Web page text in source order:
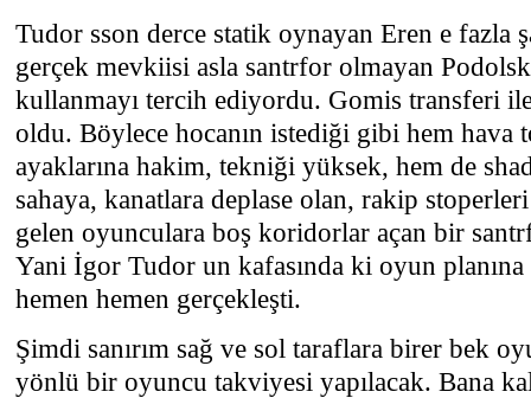
Tudor sson derce statik oynayan Eren e fazla
gerçek mevkiisi asla santrfor olmayan
kullanmayı tercih ediyordu. Gomis transferi ile
oldu. Böylece hocanın istediği gibi hem hava
ayaklarına hakim, tekniği yüksek, hem de
sahaya, kanatlara deplase olan, rakip
gelen oyunculara boş koridorlar açan bir
Yani İgor Tudor un kafasında ki oyun
hemen hemen gerçekleşti.
Şimdi sanırım sağ ve sol taraflara birer bek
yönlü bir oyuncu takviyesi yapılacak. Bana